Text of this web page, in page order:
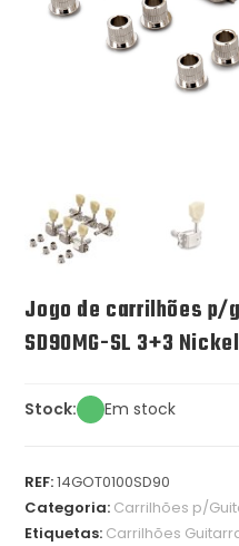
Jogo de carrilhões
SD90MG-SL 3+3
Stock: Em stock
REF:14GOT0100SD90
Categoria: Carrilhões p/
Etiquetas: Carrilhões